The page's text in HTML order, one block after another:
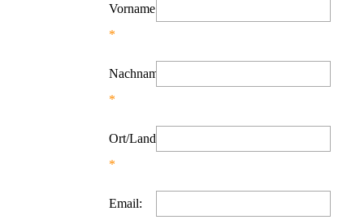
Vorname:
Nachname:
Ort/Land:
Email: